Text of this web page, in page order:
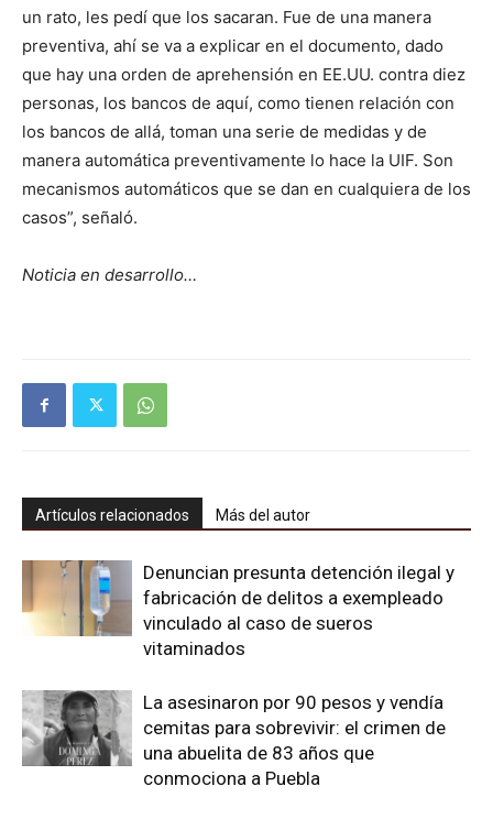
un rato, les pedí que los sacaran. Fue de una manera
preventiva, ahí se va a explicar en el documento, dado
que hay una orden de aprehensión en EE.UU. contra diez
personas, los bancos de aquí, como tienen relación con
los bancos de allá, toman una serie de medidas y de
manera automática preventivamente lo hace la UIF. Son
mecanismos automáticos que se dan en cualquiera de los
casos”, señaló.
Noticia en desarrollo…
Artículos relacionados Más del autor
Denuncian presunta detención ilegal y
fabricación de delitos a exempleado
vinculado al caso de sueros
vitaminados
La asesinaron por 90 pesos y vendía
cemitas para sobrevivir: el crimen de
una abuelita de 83 años que
conmociona a Puebla